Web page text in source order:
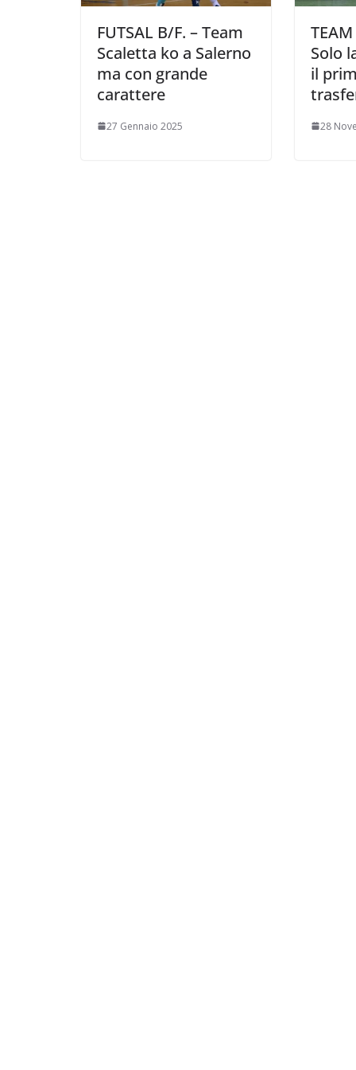
FUTSAL B/F. – Team
Scaletta ko a Salerno
ma con grande
carattere
27 Gennaio 2025
TEAM
Solo
il
28